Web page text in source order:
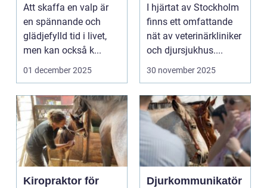
Att skaffa en valp är
en spännande och
glädjefylld tid i livet,
men kan också k...
01 december 2025
fyrbenta vän
I hjärtat av Stockholm
finns ett omfattande
nät av veterinärkliniker
och djursjukhus....
30 november 2025
Kiropraktor för
Djurkommunikatör